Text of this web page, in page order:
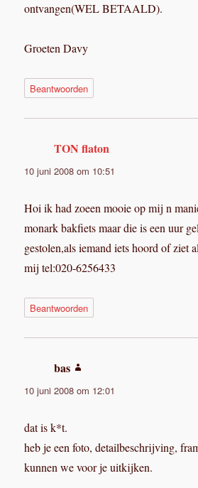
ontvangen(WEL BETAALD).
Groeten Davy
Beantwoorden
TON flaton
10 juni 2008 om 10:51
Hoi ik had zoeen mooie op mij n
monark bakfiets maar die is een uur
gestolen,als iemand iets hoord of ziet
mij tel:020-6256433
Beantwoorden
bas
10 juni 2008 om 12:01
dat is k*t.
heb je een foto, detailbeschrijving,
kunnen we voor je uitkijken.